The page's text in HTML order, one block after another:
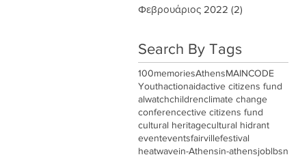
Φεβρουάριος 2022 (2)
Search By Tags
100memoriesAthensMAINCODE
Youthactionaidactive citizens fund
alwatchchildrenclimate change
conferencective citizens fund
cultural heritagecultural hidrant
eventeventsfairvillefestival
heatwavein-Athensin-athensjoblbsn